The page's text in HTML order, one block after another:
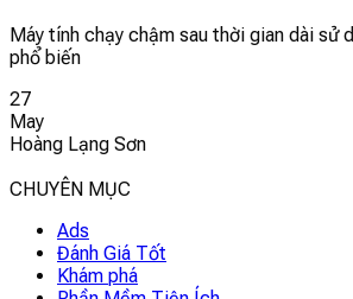
Máy tính chạy chậm sau thời gian dài sử
phổ biến
27
May
Hoàng Lạng Sơn
CHUYÊN MỤC
Ads
Đánh Giá Tốt
Khám phá